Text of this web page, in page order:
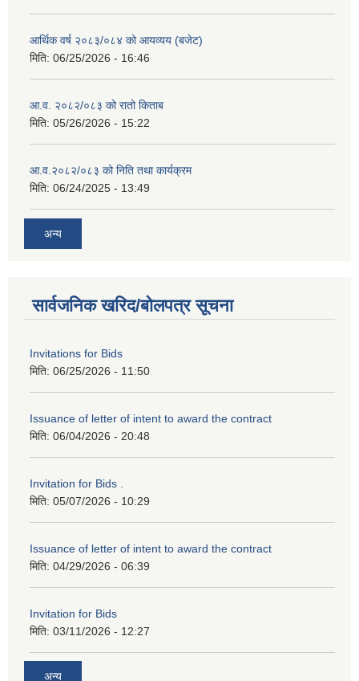
आर्थिक वर्ष २०८३/०८४ को आयव्यय (बजेट)
मिति: 06/25/2026 - 16:46
आ.व. २०८२/०८३ को रातो किताब
मिति: 05/26/2026 - 15:22
आ.व.२०८२/०८३ को निति तथा कार्यक्रम
मिति: 06/24/2025 - 13:49
अन्य
सार्वजनिक खरिद/बोलपत्र सूचना
Invitations for Bids
मिति: 06/25/2026 - 11:50
Issuance of letter of intent to award the contract
मिति: 06/04/2026 - 20:48
Invitation for Bids .
मिति: 05/07/2026 - 10:29
Issuance of letter of intent to award the contract
मिति: 04/29/2026 - 06:39
Invitation for Bids
मिति: 03/11/2026 - 12:27
अन्य